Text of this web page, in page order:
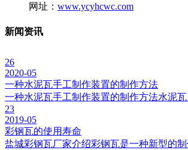
网址： www.ycyhcwc.com
新闻资讯
26
2020-05
一种水泥瓦手工制作装置的制作方法
一种水泥瓦手工制作装置的制作方法水泥
23
2019-05
彩钢瓦的使用寿命
盐城彩钢瓦厂家介绍彩钢瓦是一种新型的